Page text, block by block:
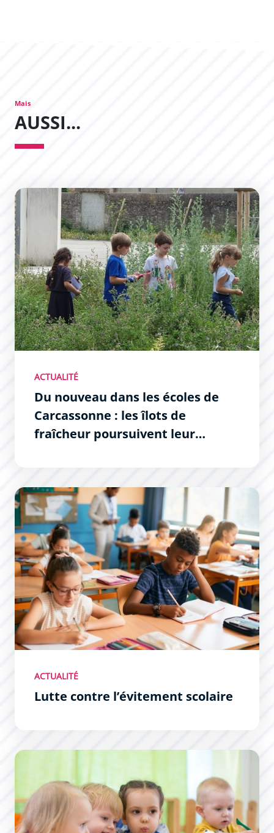
Mais
AUSSI...
Du nouveau dans les écoles de Carcassonne : les îlots
ACTUALITÉ
Du nouveau dans les écoles de
Carcassonne : les îlots de
fraîcheur poursuivent leur
Lutte contre l’évitement scolaire
ACTUALITÉ
Lutte contre l’évitement scolaire
Inscriptions scolaires 2026 / 2027